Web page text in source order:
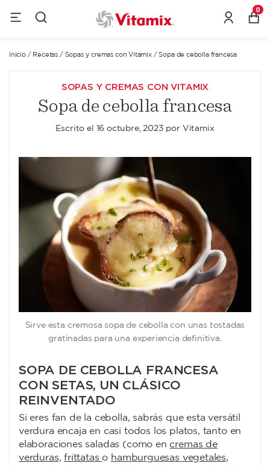
0
Inicio/ Recetas / Sopas y cremas con Vitamix/Sopa de cebolla francesa
SOPAS Y CREMAS CON VITAMIX
Sopa de cebolla francesa
Escrito el 16 octubre, 2023 por Vitamix
Sirve esta cremosa sopa de cebolla con unas tostadas
gratinadas para una experiencia definitiva.
SOPA DE CEBOLLA FRANCESA
CON SETAS, UN CLÁSICO
REINVENTADO
Si eres fan de la cebolla, sabrás que esta versátil
verdura encaja en casi todos los platos, tanto en
elaboraciones saladas (como en cremas de
verduras,frittatas o hamburguesas vegetales,